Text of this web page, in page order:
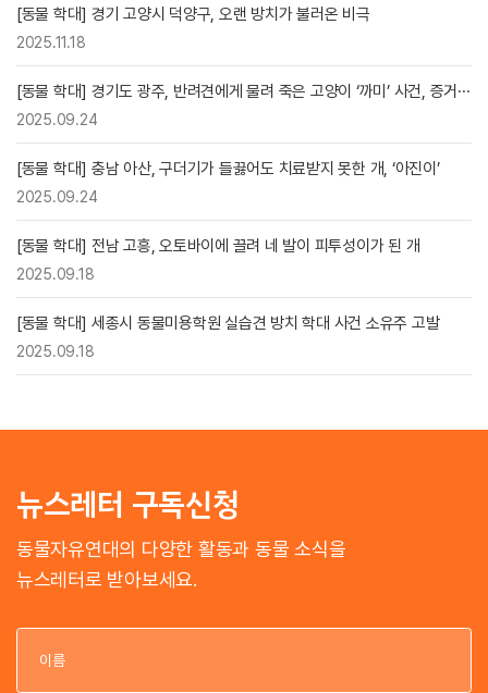
[동물 학대] 경기 고양시 덕양구, 오랜 방치가 불러온 비극
2025.11.18
[동물 학대] 경기도 광주, 반려견에게 물려 죽은 고양이 ‘까미’ 사건, 증거···
2025.09.24
[동물 학대] 충남 아산, 구더기가 들끓어도 치료받지 못한 개, ‘아진이’
2025.09.24
[동물 학대] 전남 고흥, 오토바이에 끌려 네 발이 피투성이가 된 개
2025.09.18
[동물 학대] 세종시 동물미용학원 실습견 방치 학대 사건 소유주 고발
2025.09.18
뉴스레터 구독신청
동물자유연대의 다양한 활동과 동물 소식을
뉴스레터로 받아보세요.